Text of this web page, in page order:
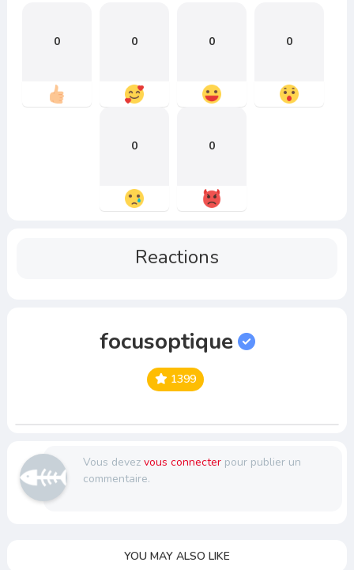
0 0 0 0
0 0
Reactions
focusoptique
1399
Vous devez vous connecterpour publier un
commentaire.
YOU MAY ALSO LIKE